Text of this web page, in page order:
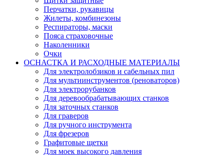
Перчатки, рукавицы
Жилеты, комбинезоны
Респираторы, маски
Пояса страховочные
Наколенники
Очки
ОСНАСТКА И РАСХОДНЫЕ МАТЕРИАЛЫ
Для электролобзиков и сабельных пил
Для мультиинструментов (реноваторов)
Для электрорубанков
Для деревообрабатывающих станков
Для заточных станков
Для граверов
Для ручного инструмента
Для фрезеров
Графитовые щетки
Для моек высокого давления